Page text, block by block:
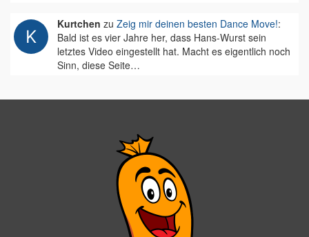
Kurtchen zu Zeig mir deinen besten Dance Move!:
Bald ist es vier Jahre her, dass Hans-Wurst sein
letztes Video eingestellt hat. Macht es eigentlich noch
Sinn, diese Seite…